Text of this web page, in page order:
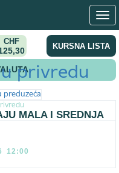
CHF
KURSNA LISTA
privredu
MALA I SREDNJA
12:00